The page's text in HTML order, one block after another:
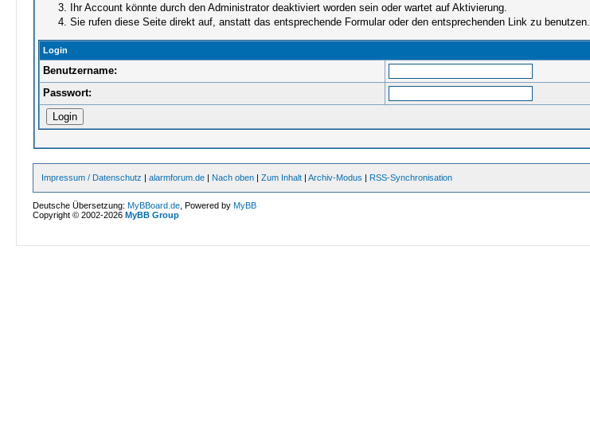
Ihr Account könnte durch den Administrator deaktiviert worden sein oder wartet auf Aktivierung.
Sie rufen diese Seite direkt auf, anstatt das entsprechende Formular oder den entsprechenden Link zu benutzen.
Login
Benutzername:
Passwort:
Impressum / Datenschutz |alarmforum.de | Nach oben |Zum Inhalt |Archiv-Modus | RSS-Synchronisation
Deutsche Übersetzung:MyBBoard.de , Powered byMyBB
Copyright © 2002-2026MyBB Group